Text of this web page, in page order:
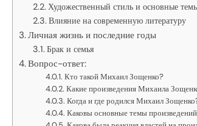
Художественный стиль и основные
Влияние на современную литературу
Личная жизнь и последние годы
Брак и семья
Вопрос-ответ:
Кто такой Михаил Зощенко?
Какие произведения Михаила
Когда и где родился Михаил
Каковы основные темы